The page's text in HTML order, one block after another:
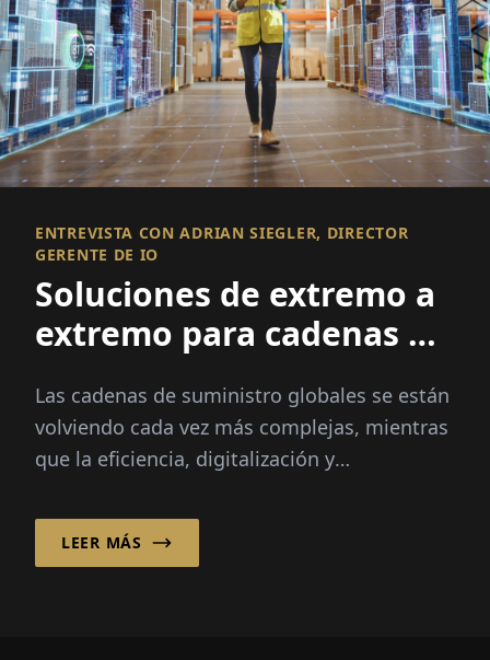
ENTREVISTA CON ADRIAN SIEGLER, DIRECTOR
GERENTE DE IO
Soluciones de extremo a
extremo para cadenas de
Las cadenas de suministro globales se están
volviendo cada vez más complejas, mientras
que la eficiencia, digitalización y
LEER MÁS